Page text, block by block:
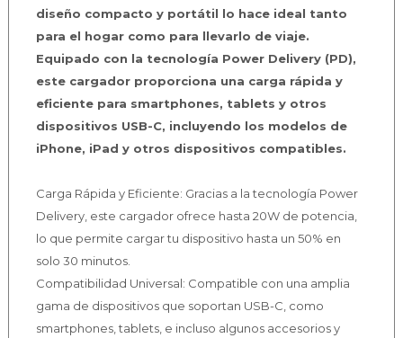
diseño compacto y portátil lo hace ideal tanto
para el hogar como para llevarlo de viaje.
Equipado con la tecnología Power Delivery (PD),
este cargador proporciona una carga rápida y
eficiente para smartphones, tablets y otros
dispositivos USB-C, incluyendo los modelos de
iPhone, iPad y otros dispositivos compatibles.
Carga Rápida y Eficiente: Gracias a la tecnología Power
Delivery, este cargador ofrece hasta 20W de potencia,
lo que permite cargar tu dispositivo hasta un 50% en
solo 30 minutos.
Compatibilidad Universal: Compatible con una amplia
gama de dispositivos que soportan USB-C, como
smartphones, tablets, e incluso algunos accesorios y